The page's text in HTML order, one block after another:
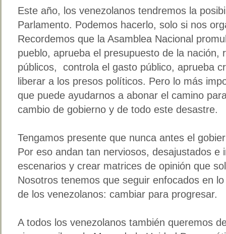
Este año, los venezolanos tendremos la
Parlamento. Podemos hacerlo, solo si nos
Recordemos que la Asamblea Nacional
pueblo, aprueba el presupuesto de la nación,
públicos, controla el gasto público, aprueba
liberar a los presos políticos. Pero lo más
que puede ayudarnos a abonar el camino
cambio de gobierno y de todo este desastre.
Tengamos presente que nunca antes el
Por eso andan tan nerviosos, desajustados e
escenarios y crear matrices de opinión que
Nosotros tenemos que seguir enfocados en
de los venezolanos: cambiar para progresar.
A todos los venezolanos también queremos